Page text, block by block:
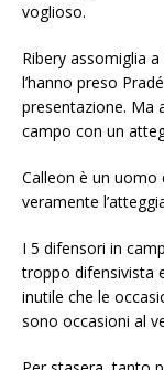
voglioso.
Ribery assomiglia
l’hanno preso
presentazione. Ma
campo con un
Calleon è un
veramente
I 5 difensori in
troppo difensivista
inutile che le
sono occasioni al